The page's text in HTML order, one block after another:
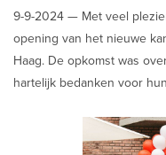
9-9-2024 — Met veel
opening van het nieuwe
Haag. De opkomst was
hartelijk bedanken voor